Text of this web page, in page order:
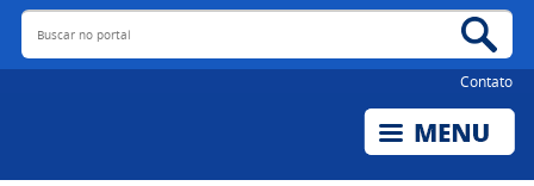
Buscar no portal
Contato